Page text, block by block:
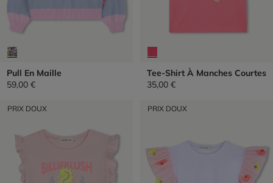
Pull En Maille
59,00 €
Tee-Shirt À Manches Courtes
35,00 €
PRIX DOUX PRIX DOUX